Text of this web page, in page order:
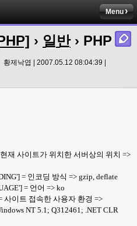
Menu
› 일반› PHP
황제낙엽 | 2007.05.12 08:04:39 |
재 사이트가 위치한 서버상의 위치 =>
= 인코딩 방식 => gzip, deflate
= 언어 => ko
사이트 접속한 사용자 환경 =>
NT 5.1; Q312461; .NET CLR